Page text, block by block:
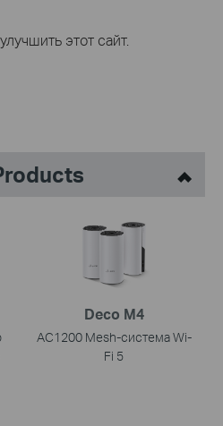
этот сайт.
Deco M4
AC1200 Mesh-система Wi-
Fi 5